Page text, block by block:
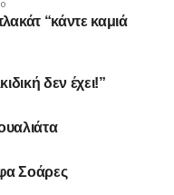
και όχι αβάσιμες
για το τι
του συλλόγου
“κάντε καμιά
δεν έχει!”
Σοάρες